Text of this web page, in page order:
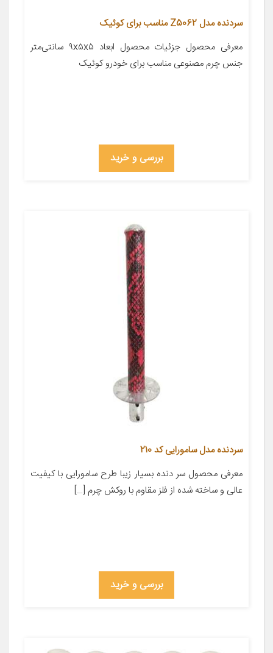
سردنده مدل Z5062 مناسب برای کوئیک
معرفی محصول جزئیات محصول ابعاد ۹x۵x۵ سانتی‌متر
جنس چرم مصنوعی مناسب برای خودرو کوئیک
بررسی و خرید
سردنده مدل سامورایی کد 210
معرفی محصول سر دنده بسیار زیبا طرح سامورایی با کیفیت
عالی و ساخته شده از فلز مقاوم با روکش چرم […]
بررسی و خرید